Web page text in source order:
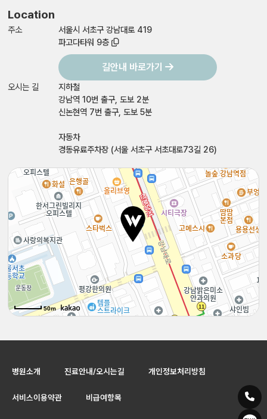
Location
주소
서울시 서초구 강남대로 419
파고다타워 9층
길안내 바로가기
오시는 길
지하철
강남역 10번 출구, 도보 2분
신논현역 7번 출구, 도보 5분
자동차
경동유료주차장 (서울 서초구 서초대로73길 26)
50m
50m
병원소개 진료안내/오시는길 개인정보처리방침
서비스이용약관 비급여항목